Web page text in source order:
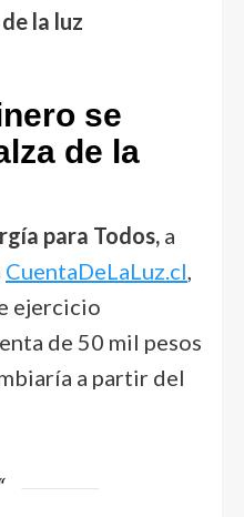
la luz
se
de la
para Todos, a
CuentaDeLaLuz.cl
ejercicio
de 50 mil pesos
a partir del